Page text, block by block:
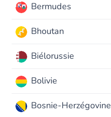
Bermudes
Bhoutan
Biélorussie
Bolivie
Bosnie-Herzégovine